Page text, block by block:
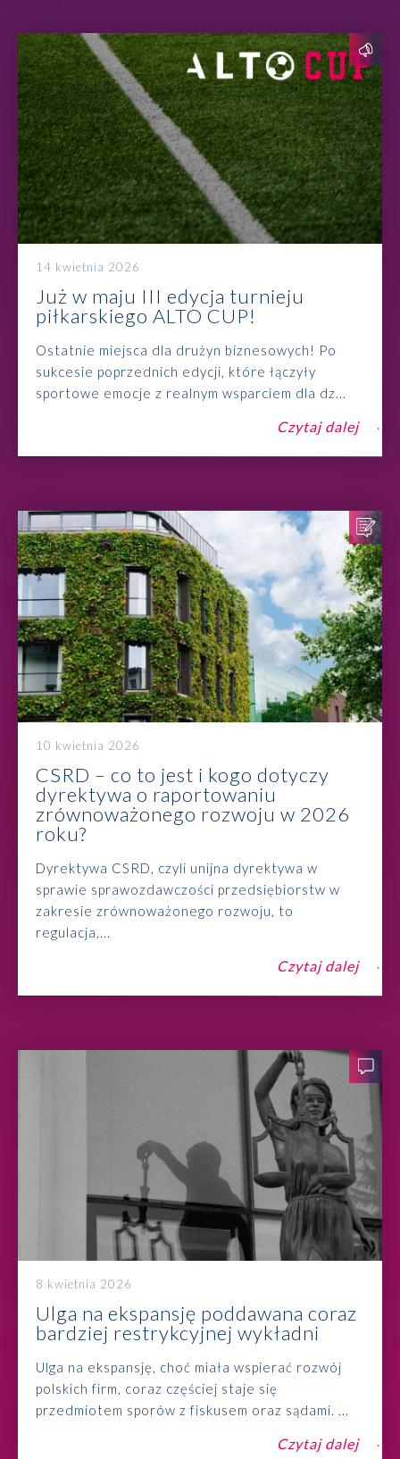
14 kwietnia 2026
Już w maju III edycja turnieju
piłkarskiego ALTO CUP!
Ostatnie miejsca dla drużyn biznesowych! Po
sukcesie poprzednich edycji, które łączyły
sportowe emocje z realnym wsparciem dla dz...
Czytaj dalej
10 kwietnia 2026
CSRD – co to jest i kogo dotyczy
dyrektywa o raportowaniu
zrównoważonego rozwoju w 2026
roku?
Dyrektywa CSRD, czyli unijna dyrektywa w
sprawie sprawozdawczości przedsiębiorstw w
zakresie zrównoważonego rozwoju, to
regulacja,...
Czytaj dalej
8 kwietnia 2026
Ulga na ekspansję poddawana coraz
bardziej restrykcyjnej wykładni
Ulga na ekspansję, choć miała wspierać rozwój
polskich firm, coraz częściej staje się
przedmiotem sporów z fiskusem oraz sądami. ...
Czytaj dalej